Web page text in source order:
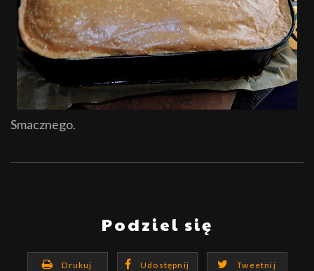
Smacznego.
Podziel się
Drukuj Udostępnij Tweetnij